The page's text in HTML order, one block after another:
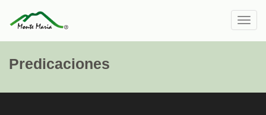
Predicaciones